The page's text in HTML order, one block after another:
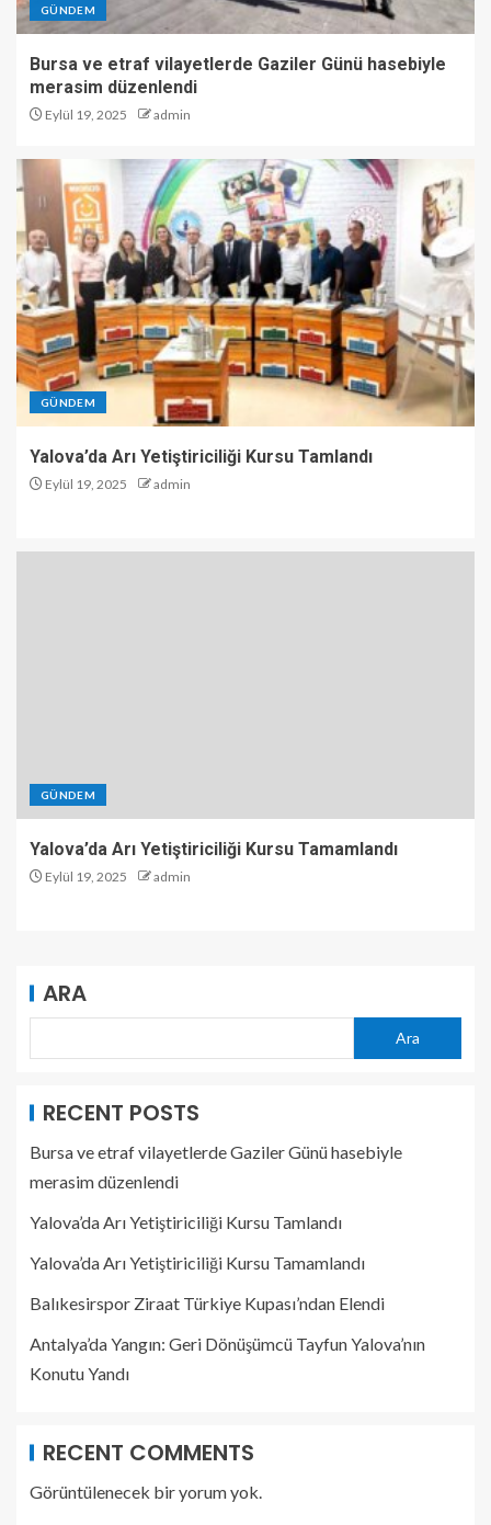
GÜNDEM
Bursa ve etraf vilayetlerde Gaziler Günü hasebiyle
merasim düzenlendi
Eylül 19, 2025 admin
GÜNDEM
Yalova’da Arı Yetiştiriciliği Kursu Tamlandı
Eylül 19, 2025 admin
GÜNDEM
Yalova’da Arı Yetiştiriciliği Kursu Tamamlandı
Eylül 19, 2025 admin
ARA
Ara
RECENT POSTS
Bursa ve etraf vilayetlerde Gaziler Günü hasebiyle
merasim düzenlendi
Yalova’da Arı Yetiştiriciliği Kursu Tamlandı
Yalova’da Arı Yetiştiriciliği Kursu Tamamlandı
Balıkesirspor Ziraat Türkiye Kupası’ndan Elendi
Antalya’da Yangın: Geri Dönüşümcü Tayfun Yalova’nın
Konutu Yandı
RECENT COMMENTS
Görüntülenecek bir yorum yok.